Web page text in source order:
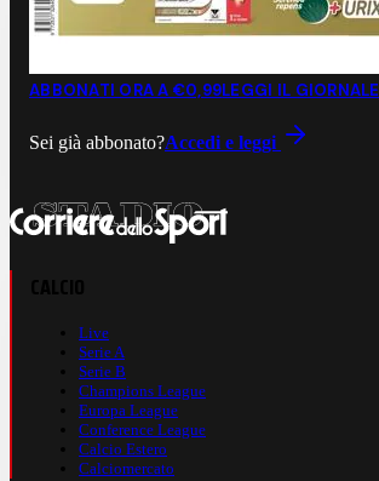
ABBONATI ORA A €0,99LEGGI IL GIORNALE
Sei già abbonato?Accedi e leggi
Live
Serie A
Serie B
Champions League
Europa League
Conference League
Calcio Estero
Calciomercato